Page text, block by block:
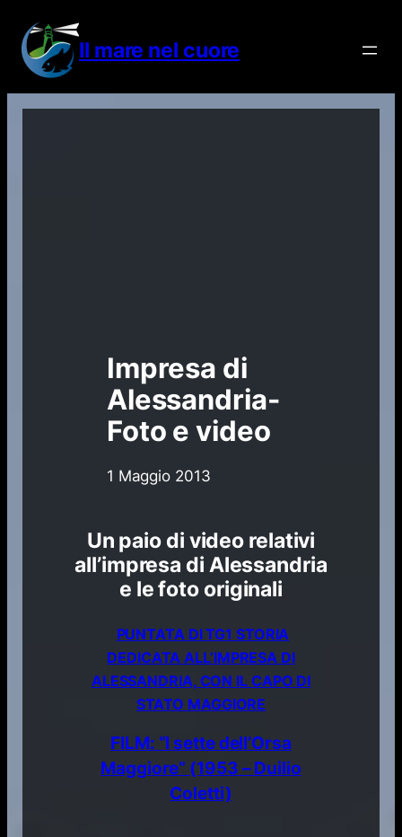
contenuto
Il mare nel cuore
Impresa di
Alessandria-
Foto e video
1 Maggio 2013
Un paio di video relativi
all’impresa di Alessandria
e le foto originali
PUNTATA DI TG1 STORIA
DEDICATA ALL’IMPRESA DI
ALESSANDRIA, CON IL CAPO DI
STATO MAGGIORE
FILM: “I sette dell’Orsa
Maggiore” (1953 – Duilio
Coletti)